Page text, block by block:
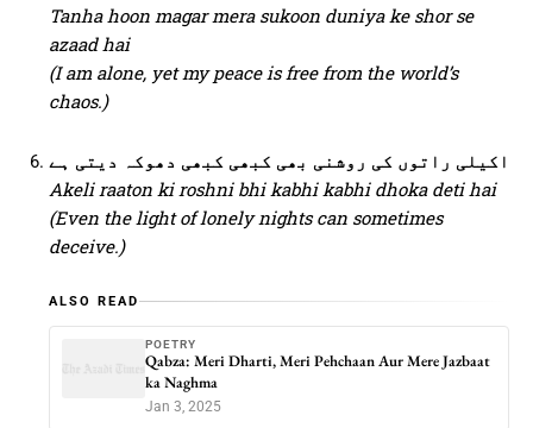
Tanha hoon magar mera sukoon duniya ke shor se
azaad hai
(I am alone, yet my peace is free from the world’s
chaos.)
اکیلی راتوں کی روشنی بھی کبھی کبھی دھوکہ دیتی ہے
Akeli raaton ki roshni bhi kabhi kabhi dhoka deti hai
(Even the light of lonely nights can sometimes
deceive.)
ALSO READ
POETRY
Qabza: Meri Dharti, Meri Pehchaan Aur Mere Jazbaat
ka Naghma
Jan 3, 2025